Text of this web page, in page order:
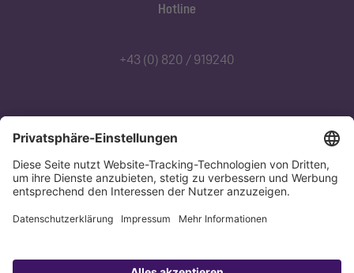
Hotline
+43 (0) 820 / 919240
Abonnieren Sie unseren Newsletter
Jetzt anmelden